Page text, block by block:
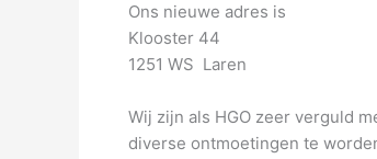
Ons nieuwe adres is
Klooster 44
1251 WS Laren
Wij zijn als HGO zeer verguld
diverse ontmoetingen te